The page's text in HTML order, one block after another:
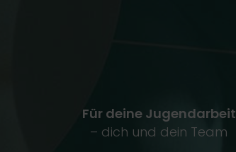
Für deine Jugendarbeit
– dich und dein Team